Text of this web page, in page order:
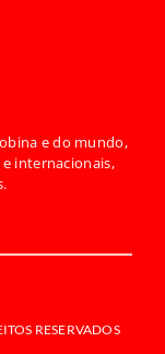
e do mundo,
internacionais,
RESERVADOS